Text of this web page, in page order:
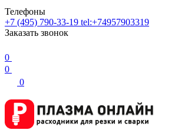
Телефоны
+7 (495) 790-33-19 tel:+74957903319
Заказать звонок
0
0
0